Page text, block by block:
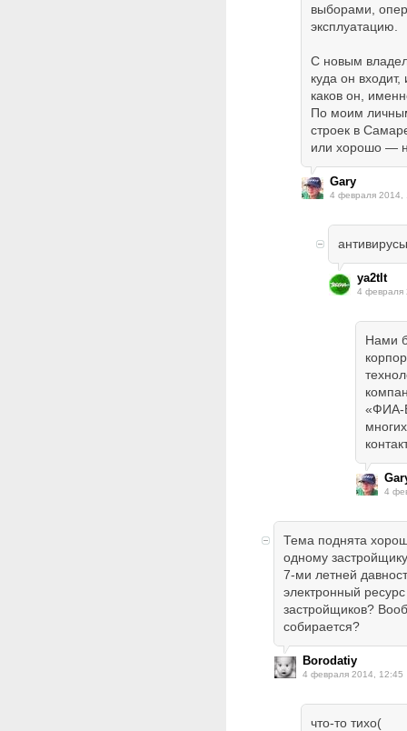
выборами,
эксплуатацию.
С новым
куда он
каков он,
По моим
строек в
или хорошо —
Gary
4 февраля 2014,
ya2tlt
4 февраля
Нами
«ФИА-
4
Тема поднята
одному
7-ми летней
электронный
застройщиков?
собирается?
Borodatiy
4 февраля 2014, 12:45
что-то тихо(